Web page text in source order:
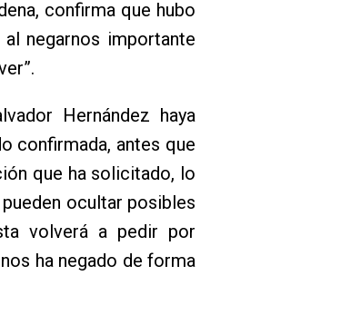
confirma que hubo
negarnos importante
Hernández haya
confirmada, antes que
que ha solicitado, lo
ocultar posibles
volverá a pedir por
ha negado de forma